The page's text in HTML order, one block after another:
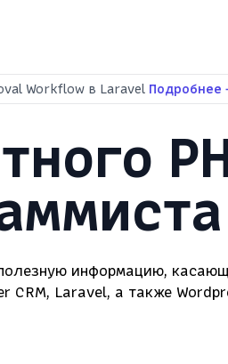
Workflow в Laravel Подробнее
информацию,
CRM, Laravel, а также